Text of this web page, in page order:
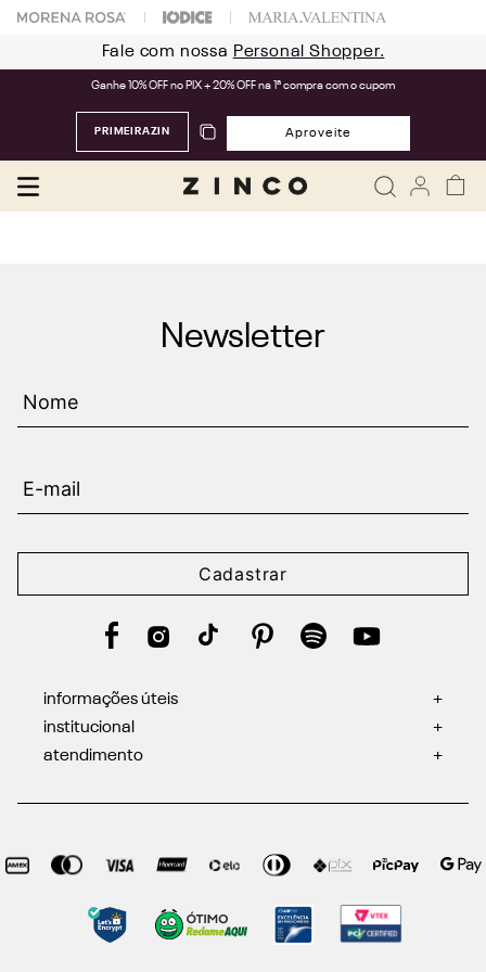
Fale com nossa Personal Shopper.
Ganhe 10% OFF no PIX + 20% OFF na 1ª compra com o cupom
PRIMEIRAZIN Aproveite
Newsletter
Cadastrar
informações úteis
+
institucional
+
atendimento
+